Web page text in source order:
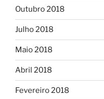
Outubro 2018
Julho 2018
Maio 2018
Abril 2018
Fevereiro 2018